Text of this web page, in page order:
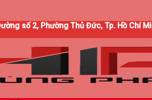
số 2, Phường Thủ Đức, Tp. Hồ Chí